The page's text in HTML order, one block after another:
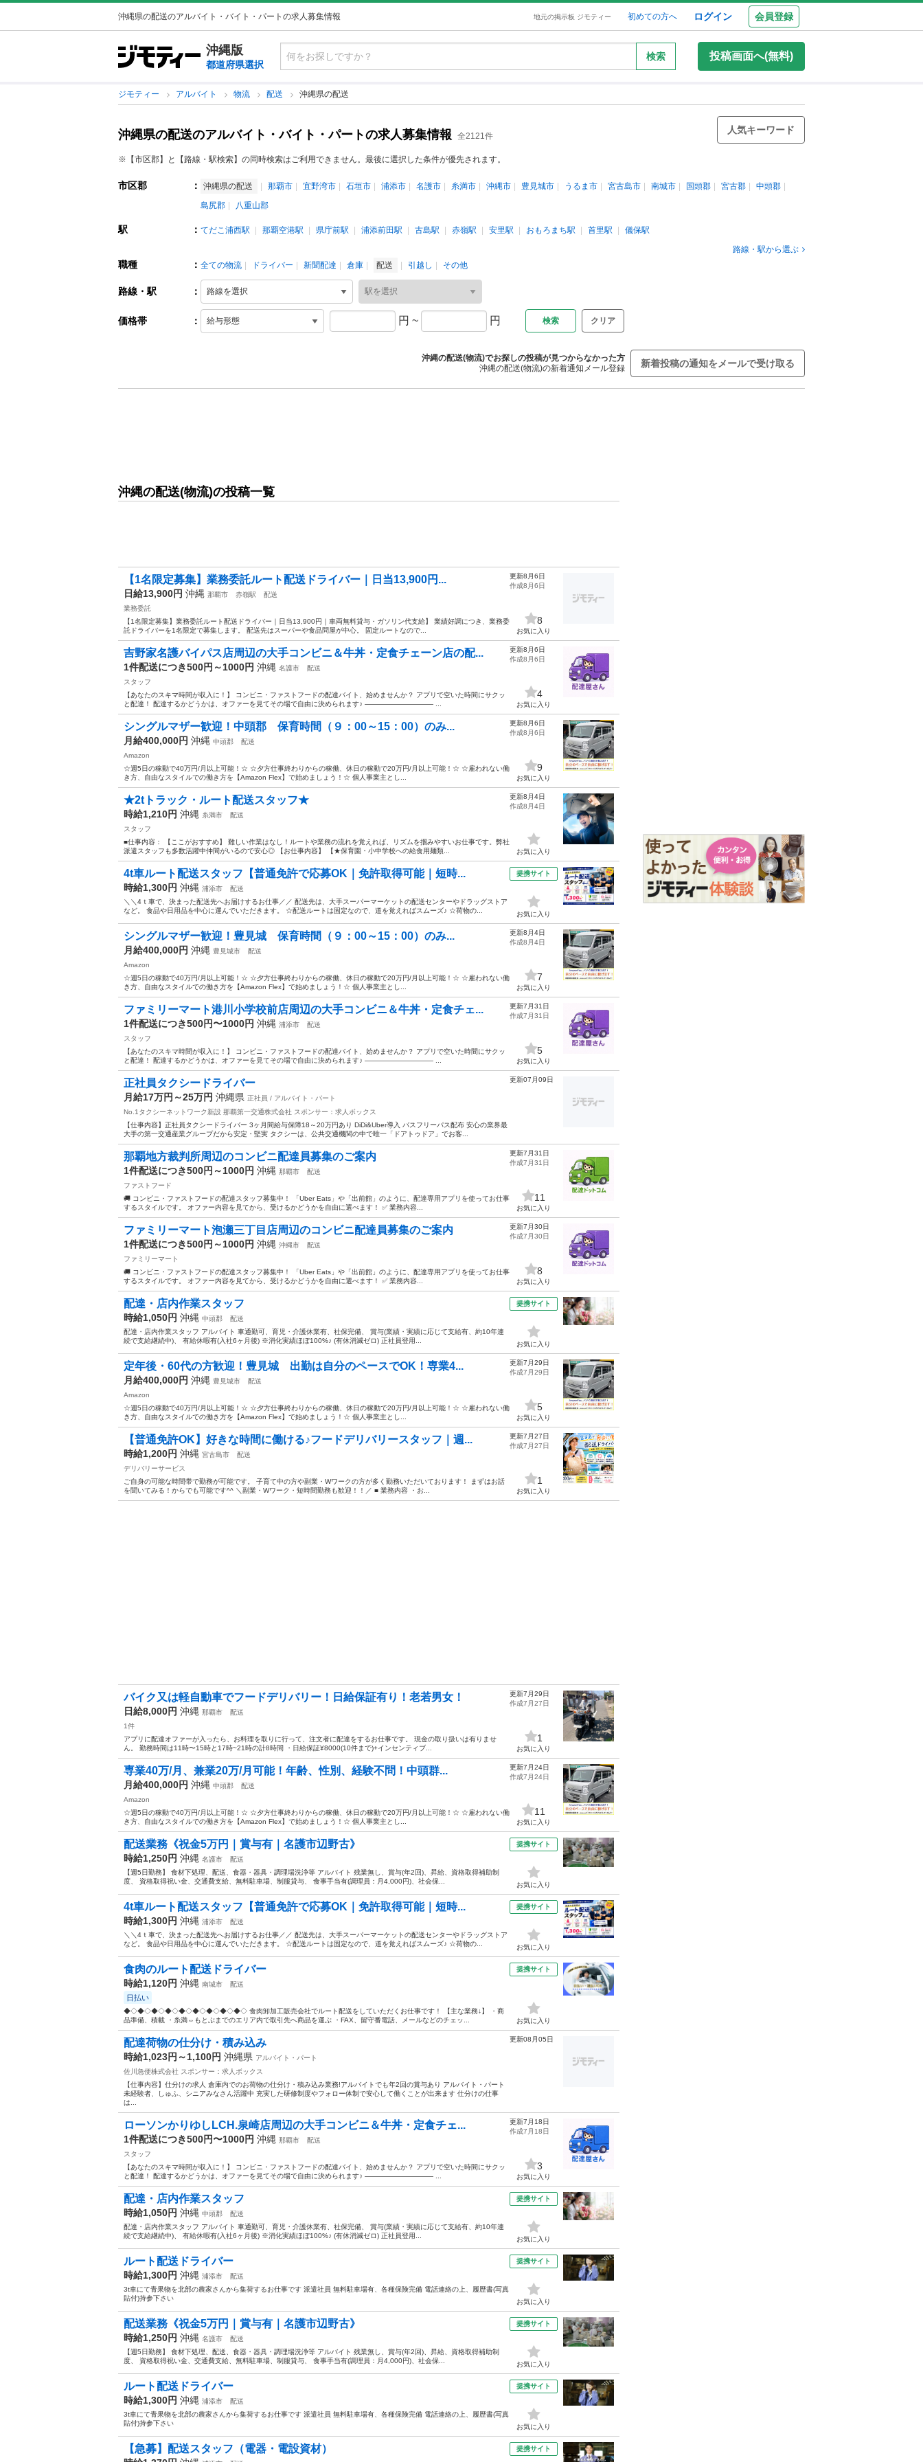
沖縄県の配送のアルバイト・バイト・パートの求人募集情報 地元の掲示板 ジモティー 初めての方へ ログイン 会員登録
沖縄版
都道府県選択
検索 投稿画面へ(無料)
ジモティー アルバイト 物流 配送 沖縄県の配送
沖縄県の配送のアルバイト・バイト・パートの求人募集情報 全2121件
人気キーワード
※【市区郡】と【路線・駅検索】の同時検索はご利用できません。最後に選択した条件が優先されます。
市区郡 ： 沖縄県の配送 那覇市 宜野湾市 石垣市 浦添市 名護市 糸満市 沖縄市 豊見城市 うるま市 宮古島市 南城市 国頭郡 宮古郡
中頭郡
島尻郡
八重山郡
駅 ： てだこ浦西駅 那覇空港駅 県庁前駅 浦添前田駅 古島駅 赤嶺駅 安里駅 おもろまち駅 首里駅
儀保駅
路線・駅から選ぶ
職種 ： 全ての物流 ドライバー 新聞配達 倉庫 配送 引越し その他
路線・駅 ：
価格帯 ： 円 ~ 円 クリア
沖縄の配送(物流)でお探しの投稿が見つからなかった方
沖縄の配送(物流)の新着通知メール登録
新着投稿の通知をメールで受け取る
沖縄の配送(物流)の投稿一覧
【1名限定募集】業務委託ルート配送ドライバー｜日当13,900円...
日給13,900円 沖縄 那覇市 赤嶺駅
配送
業務委託
【1名限定募集】業務委託ルート配送ドライバー｜日当13,900円｜車両無料貸与・ガソリン代支給】 業績好調につき、業務委
託ドライバーを1名限定で募集します。 配送先はスーパーや食品問屋が中心。 固定ルートなので...
更新8月6日
作成8月6日
8
お気に入り
吉野家名護バイパス店周辺の大手コンビニ＆牛丼・定食チェーン店の配...
1件配送につき500円～1000円 沖縄 名護市
配送
スタッフ
【あなたのスキマ時間が収入に！】 コンビニ・ファストフードの配達バイト、始めませんか？ アプリで空いた時間にサクッ
と配達！ 配達するかどうかは、オファーを見てその場で自由に決められます♪ ―――――――――― ...
更新8月6日
作成8月6日
4
お気に入り
シングルマザー歓迎！中頭郡 保育時間（９：00～15：00）のみ...
月給400,000円 沖縄 中頭郡
配送
Amazon
☆週5日の稼動で40万円/月以上可能！☆ ☆夕方仕事終わりからの稼働、休日の稼動で20万円/月以上可能！☆ ☆雇われない働
き方、自由なスタイルでの働き方を【Amazon Flex】で始めましょう！☆ 個人事業主とし...
更新8月6日
作成8月6日
9
お気に入り
★2tトラック・ルート配送スタッフ★
時給1,210円 沖縄 糸満市
配送
スタッフ
■仕事内容： 【ここがおすすめ】 難しい作業はなし！ルートや業務の流れを覚えれば、リズムを掴みやすいお仕事です。弊社
派遣スタッフも多数活躍中仲間がいるので安心◎ 【お仕事内容】 【★保育園・小中学校への給食用麺類...
更新8月4日
作成8月4日
お気に入り
4t車ルート配送スタッフ【普通免許で応募OK｜免許取得可能｜短時...
時給1,300円 沖縄 浦添市
配送
＼＼4ｔ車で、決まった配送先へお届けするお仕事／／ 配送先は、大手スーパーマーケットの配送センターやドラッグストア
など。 食品や日用品を中心に運んでいただきます。 ☆配送ルートは固定なので、道を覚えればスムーズ♪ ☆荷物の...
提携サイト
お気に入り
シングルマザー歓迎！豊見城 保育時間（９：00～15：00）のみ...
月給400,000円 沖縄 豊見城市
配送
Amazon
☆週5日の稼動で40万円/月以上可能！☆ ☆夕方仕事終わりからの稼働、休日の稼動で20万円/月以上可能！☆ ☆雇われない働
き方、自由なスタイルでの働き方を【Amazon Flex】で始めましょう！☆ 個人事業主とし...
更新8月4日
作成8月4日
7
お気に入り
ファミリーマート港川小学校前店周辺の大手コンビニ＆牛丼・定食チェ...
1件配送につき500円〜1000円 沖縄 浦添市
配送
スタッフ
【あなたのスキマ時間が収入に！】 コンビニ・ファストフードの配達バイト、始めませんか？ アプリで空いた時間にサクッ
と配達！ 配達するかどうかは、オファーを見てその場で自由に決められます♪ ―――――――――― ...
更新7月31日
作成7月31日
5
お気に入り
正社員タクシードライバー
月給17万円～25万円 沖縄県 正社員 / アルバイト・パート
No.1タクシーネットワーク新設 那覇第一交通株式会社 スポンサー：求人ボックス
【仕事内容】正社員タクシードライバー 3ヶ月間給与保障18～20万円あり DiDi&Uber導入 バスフリーパス配布 安心の業界最
大手の第一交通産業グループだから安定・堅実 タクシーは、公共交通機関の中で唯一「ドアトゥドア」でお客...
更新07月09日
那覇地方裁判所周辺のコンビニ配達員募集のご案内
1件配送につき500円～1000円 沖縄 那覇市
配送
ファストフード
🚚 コンビニ・ファストフードの配達スタッフ募集中！ 「Uber Eats」や「出前館」のように、配達専用アプリを使ってお仕事
するスタイルです。 オファー内容を見てから、受けるかどうかを自由に選べます！ ✅ 業務内容...
更新7月31日
作成7月31日
11
お気に入り
ファミリーマート泡瀬三丁目店周辺のコンビニ配達員募集のご案内
1件配送につき500円～1000円 沖縄 沖縄市
配送
ファミリーマート
🚚 コンビニ・ファストフードの配達スタッフ募集中！ 「Uber Eats」や「出前館」のように、配達専用アプリを使ってお仕事
するスタイルです。 オファー内容を見てから、受けるかどうかを自由に選べます！ ✅ 業務内容...
更新7月30日
作成7月30日
8
お気に入り
配達・店内作業スタッフ
時給1,050円 沖縄 中頭郡
配送
配達・店内作業スタッフ アルバイト 車通勤可、育児・介護休業有、社保完備、 賞与(業績・実績に応じて支給有、約10年連
続で支給継続中)、 有給休暇有(入社6ヶ月後) ※消化実績ほぼ100%♪ (有休消滅ゼロ) 正社員登用...
提携サイト
お気に入り
定年後・60代の方歓迎！豊見城 出勤は自分のペースでOK！専業4...
月給400,000円 沖縄 豊見城市
配送
Amazon
☆週5日の稼動で40万円/月以上可能！☆ ☆夕方仕事終わりからの稼働、休日の稼動で20万円/月以上可能！☆ ☆雇われない働
き方、自由なスタイルでの働き方を【Amazon Flex】で始めましょう！☆ 個人事業主とし...
更新7月29日
作成7月29日
5
お気に入り
【普通免許OK】好きな時間に働ける♪フードデリバリースタッフ｜週...
時給1,200円 沖縄 宮古島市
配送
デリバリーサービス
ご自身の可能な時間帯で勤務が可能です。 子育て中の方や副業・Wワークの方が多く勤務いただいております！ まずはお話
を聞いてみる！からでも可能です^^ ＼副業・Wワーク・短時間勤務も歓迎！！／ ■ 業務内容 ・お...
更新7月27日
作成7月27日
1
お気に入り
バイク又は軽自動車でフードデリバリー！日給保証有り！老若男女！
日給8,000円 沖縄 那覇市
配送
1件
アプリに配達オファーが入ったら、お料理を取りに行って、注文者に配達をするお仕事です。 現金の取り扱いは有りませ
ん。 勤務時間は11時〜15時と17時~21時の計8時間 ・日給保証¥8000(10件まで)+インセンティブ...
更新7月29日
作成7月27日
1
お気に入り
専業40万/月、兼業20万/月可能！年齢、性別、経験不問！中頭群...
月給400,000円 沖縄 中頭郡
配送
Amazon
☆週5日の稼動で40万円/月以上可能！☆ ☆夕方仕事終わりからの稼働、休日の稼動で20万円/月以上可能！☆ ☆雇われない働
き方、自由なスタイルでの働き方を【Amazon Flex】で始めましょう！☆ 個人事業主とし...
更新7月24日
作成7月24日
11
お気に入り
配送業務《祝金5万円｜賞与有｜名護市辺野古》
時給1,250円 沖縄 名護市
配送
【週5日勤務】 食材下処理、配送、食器・器具・調理場洗浄等 アルバイト 残業無し、賞与(年2回)、昇給、資格取得補助制
度、 資格取得祝い金、交通費支給、無料駐車場、制服貸与、 食事手当有(調理員：月4,000円)、社会保...
提携サイト
お気に入り
4t車ルート配送スタッフ【普通免許で応募OK｜免許取得可能｜短時...
時給1,300円 沖縄 浦添市
配送
＼＼4ｔ車で、決まった配送先へお届けするお仕事／／ 配送先は、大手スーパーマーケットの配送センターやドラッグストア
など。 食品や日用品を中心に運んでいただきます。 ☆配送ルートは固定なので、道を覚えればスムーズ♪ ☆荷物の...
提携サイト
お気に入り
食肉のルート配送ドライバー
時給1,120円 沖縄 南城市 配送
日払い
◆◇◆◇◆◇◆◇◆◇◆◇◆◇◆◇◆◇ 食肉卸加工販売会社でルート配送をしていただくお仕事です！ 【主な業務↓】 ・商
品準備、積載 ・糸満⇔もとぶまでのエリア内で取引先へ商品を運ぶ ・FAX、留守番電話、メールなどのチェッ...
提携サイト
お気に入り
配達荷物の仕分け・積み込み
時給1,023円～1,100円 沖縄県 アルバイト・パート
佐川急便株式会社 スポンサー：求人ボックス
【仕事内容】仕分けの求人 倉庫内でのお荷物の仕分け・積み込み業務!アルバイトでも年2回の賞与あり アルバイト・パート
未経験者、しゅふ、シニアみなさん活躍中 充実した研修制度やフォロー体制で安心して働くことが出来ます 仕分けの仕事
は...
更新08月05日
ローソンかりゆしLCH.泉崎店周辺の大手コンビニ＆牛丼・定食チェ...
1件配送につき500円〜1000円 沖縄 那覇市
配送
スタッフ
【あなたのスキマ時間が収入に！】 コンビニ・ファストフードの配達バイト、始めませんか？ アプリで空いた時間にサクッ
と配達！ 配達するかどうかは、オファーを見てその場で自由に決められます♪ ―――――――――― ...
更新7月18日
作成7月18日
3
お気に入り
配達・店内作業スタッフ
時給1,050円 沖縄 中頭郡
配送
配達・店内作業スタッフ アルバイト 車通勤可、育児・介護休業有、社保完備、 賞与(業績・実績に応じて支給有、約10年連
続で支給継続中)、 有給休暇有(入社6ヶ月後) ※消化実績ほぼ100%♪ (有休消滅ゼロ) 正社員登用...
提携サイト
お気に入り
ルート配送ドライバー
時給1,300円 沖縄 浦添市
配送
3t車にて青果物を北部の農家さんから集荷するお仕事です 派遣社員 無料駐車場有、各種保険完備 電話連絡の上、履歴書(写真
貼付)持参下さい
提携サイト
お気に入り
配送業務《祝金5万円｜賞与有｜名護市辺野古》
時給1,250円 沖縄 名護市
配送
【週5日勤務】 食材下処理、配送、食器・器具・調理場洗浄等 アルバイト 残業無し、賞与(年2回)、昇給、資格取得補助制
度、 資格取得祝い金、交通費支給、無料駐車場、制服貸与、 食事手当有(調理員：月4,000円)、社会保...
提携サイト
お気に入り
ルート配送ドライバー
時給1,300円 沖縄 浦添市
配送
3t車にて青果物を北部の農家さんから集荷するお仕事です 派遣社員 無料駐車場有、各種保険完備 電話連絡の上、履歴書(写真
貼付)持参下さい
提携サイト
お気に入り
【急募】配送スタッフ（電器・電設資材） 提携サイト